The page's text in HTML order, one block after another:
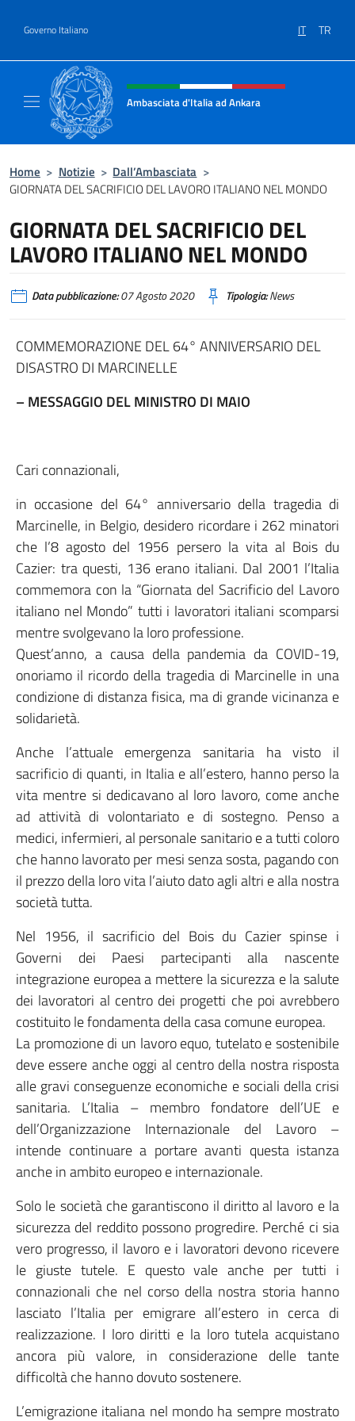
Governo Italiano IT TR
Intestazione sito, social e menù
Ambasciata d'Italia ad Ankara
Home > Notizie > Dall’Ambasciata >
GIORNATA DEL SACRIFICIO DEL LAVORO ITALIANO NEL MONDO
GIORNATA DEL SACRIFICIO DEL
LAVORO ITALIANO NEL MONDO
Data pubblicazione:07 Agosto 2020 Tipologia:News
COMMEMORAZIONE DEL 64° ANNIVERSARIO DEL
DISASTRO DI MARCINELLE
– MESSAGGIO DEL MINISTRO DI MAIO
Cari connazionali,
in occasione del 64° anniversario della tragedia di
Marcinelle, in Belgio, desidero ricordare i 262 minatori
che l’8 agosto del 1956 persero la vita al Bois du
Cazier: tra questi, 136 erano italiani. Dal 2001 l’Italia
commemora con la “Giornata del Sacrificio del Lavoro
italiano nel Mondo” tutti i lavoratori italiani scomparsi
mentre svolgevano la loro professione.
Quest’anno, a causa della pandemia da COVID-19,
onoriamo il ricordo della tragedia di Marcinelle in una
condizione di distanza fisica, ma di grande vicinanza e
solidarietà.
Anche l’attuale emergenza sanitaria ha visto il
sacrificio di quanti, in Italia e all’estero, hanno perso la
vita mentre si dedicavano al loro lavoro, come anche
ad attività di volontariato e di sostegno. Penso a
medici, infermieri, al personale sanitario e a tutti coloro
che hanno lavorato per mesi senza sosta, pagando con
il prezzo della loro vita l’aiuto dato agli altri e alla nostra
società tutta.
Nel 1956, il sacrificio del Bois du Cazier spinse i
Governi dei Paesi partecipanti alla nascente
integrazione europea a mettere la sicurezza e la salute
dei lavoratori al centro dei progetti che poi avrebbero
costituito le fondamenta della casa comune europea.
La promozione di un lavoro equo, tutelato e sostenibile
deve essere anche oggi al centro della nostra risposta
alle gravi conseguenze economiche e sociali della crisi
sanitaria. L’Italia – membro fondatore dell’UE e
dell’Organizzazione Internazionale del Lavoro –
intende continuare a portare avanti questa istanza
anche in ambito europeo e internazionale.
Solo le società che garantiscono il diritto al lavoro e la
sicurezza del reddito possono progredire. Perché ci sia
vero progresso, il lavoro e i lavoratori devono ricevere
le giuste tutele. E questo vale anche per tutti i
connazionali che nel corso della nostra storia hanno
lasciato l’Italia per emigrare all’estero in cerca di
realizzazione. I loro diritti e la loro tutela acquistano
ancora più valore, in considerazione delle tante
difficoltà che hanno dovuto sostenere.
L’emigrazione italiana nel mondo ha sempre mostrato